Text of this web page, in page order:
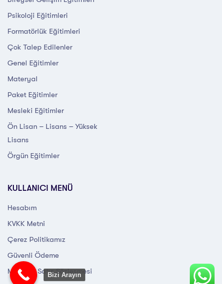
Psikoloji Eğitimleri
Formatörlük Eğitimleri
Çok Talep Edilenler
Genel Eğitimler
Materyal
Paket Eğitimler
Mesleki Eğitimler
Ön Lisan – Lisans – Yüksek
Lisans
Örgün Eğitimler
KULLANICI MENÜ
Hesabım
KVKK Metni
Çerez Politikamız
Güvenli Ödeme
Mesafeli Satış Sözleşmesi
Bizi Arayın